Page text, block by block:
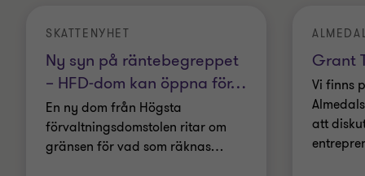
Ny syn på räntebegreppet
– HFD-dom kan öppna för…
SKATTENYHET
En ny dom från Högsta
förvaltningsdomstolen ritar om
gränsen för vad som räknas…
Grant
Vi finns
att